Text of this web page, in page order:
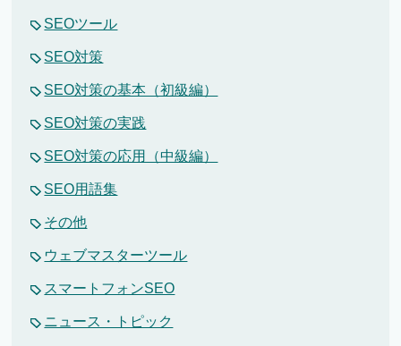
SEOツール
SEO対策
SEO対策の基本（初級編）
SEO対策の実践
SEO対策の応用（中級編）
SEO用語集
その他
ウェブマスターツール
スマートフォンSEO
ニュース・トピック